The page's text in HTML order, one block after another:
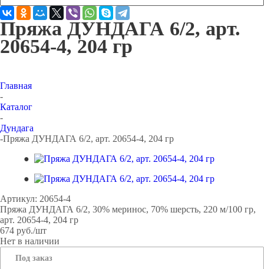
Пряжа ДУНДАГА 6/2, арт.
20654-4, 204 гр
Главная
-
Каталог
-
Дундага
-Пряжа ДУНДАГА 6/2, арт. 20654-4, 204 гр
Артикул: 20654-4
Пряжа ДУНДАГА 6/2, 30% меринос, 70% шерсть, 220 м/100 гр,
арт. 20654-4, 204 гр
674 руб./шт
Нет в наличии
Под заказ